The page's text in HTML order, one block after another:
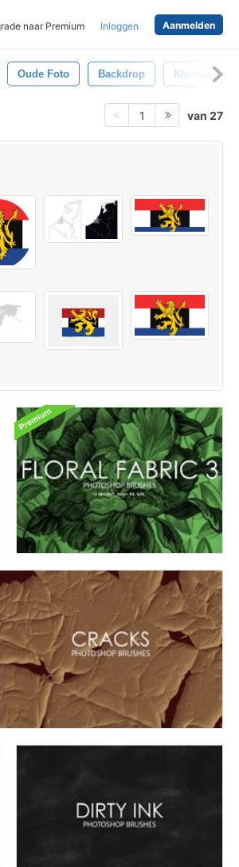
naar Premium Inloggen Aanmelden
Oude Foto Backdrop Klassiek
1 van 27